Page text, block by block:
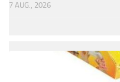
7 AUG., 2026